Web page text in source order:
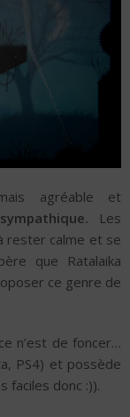
agréable et
Les
rester calme et se
que Ratalaika
ce genre de
n’est de foncer…
PS4) et possède
faciles donc :)).